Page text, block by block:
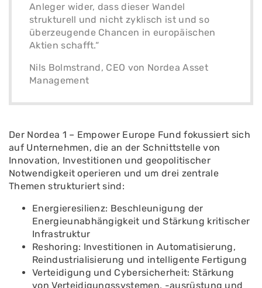
Anleger wider, dass dieser Wandel
strukturell und nicht zyklisch ist und so
überzeugende Chancen in europäischen
Aktien schafft.“
Nils Bolmstrand, CEO von Nordea Asset
Management
Der Nordea 1 – Empower Europe Fund fokussiert sich
auf Unternehmen, die an der Schnittstelle von
Innovation, Investitionen und geopolitischer
Notwendigkeit operieren und um drei zentrale
Themen strukturiert sind:
Energieresilienz: Beschleunigung der
Energieunabhängigkeit und Stärkung kritischer
Infrastruktur
Reshoring: Investitionen in Automatisierung,
Reindustrialisierung und intelligente Fertigung
Verteidigung und Cybersicherheit: Stärkung
von Verteidigungssystemen, -ausrüstung und